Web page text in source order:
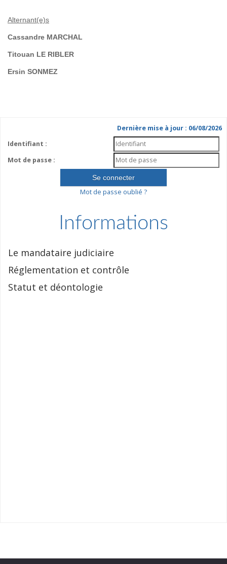
Alternant(e)s
Cassandre MARCHAL
Titouan LE RIBLER
Ersin SONMEZ
Dernière mise à jour : 06/08/2026
Identifiant :
Mot de passe :
Mot de passe oublié ?
Informations
Le mandataire judiciaire
Réglementation et contrôle
Statut et déontologie